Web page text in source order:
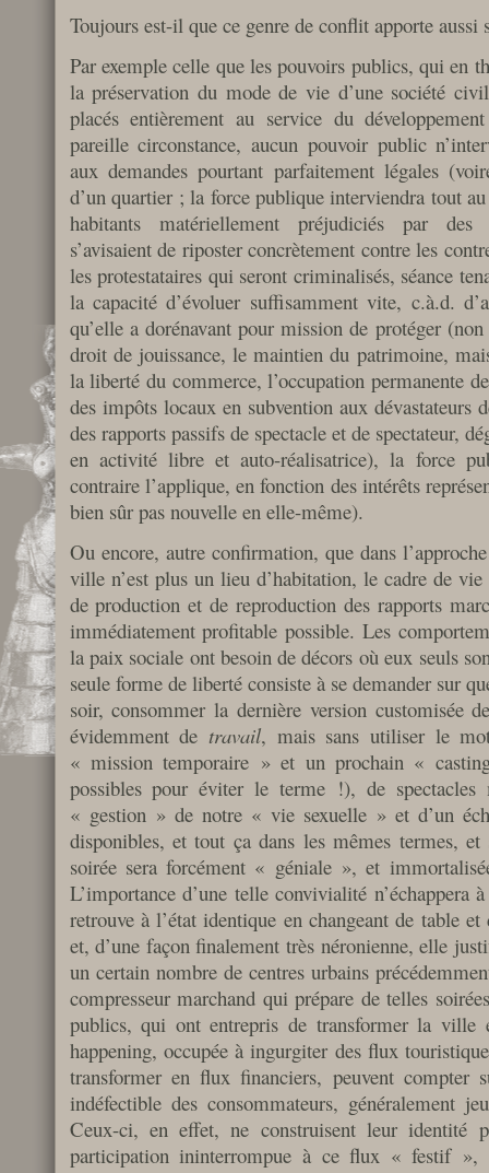
Toujours est-il que ce genre de conflit apporte
Par exemple celle que les pouvoirs publics, qui en
la préservation du mode de vie d’une société
placés entièrement au service du
pareille circonstance, aucun pouvoir public
aux demandes pourtant parfaitement légales
d’un quartier ; la force publique interviendra tout
habitants matériellement préjudiciés par des
s’avisaient de riposter concrètement contre les
les protestataires qui seront criminalisés, séance
la capacité d’évoluer suffisamment vite, c.à.d.
qu’elle a dorénavant pour mission de protéger
droit de jouissance, le maintien du patrimoine,
la liberté du commerce, l’occupation permanente
des impôts locaux en subvention aux dévastateurs
des rapports passifs de spectacle et de spectateur,
en activité libre et auto-réalisatrice), la force
contraire l’applique, en fonction des intérêts
bien sûr pas nouvelle en elle-même).
Ou encore, autre confirmation, que dans
ville n’est plus un lieu d’habitation, le cadre de
de production et de reproduction des rapports
immédiatement profitable possible. Les
la paix sociale ont besoin de décors où eux seuls
seule forme de liberté consiste à se demander sur
soir, consommer la dernière version customisée
évidemment de travail, mais sans utiliser le
« mission temporaire » et un prochain «
possibles pour éviter le terme !), de spectacles
« gestion » de notre « vie sexuelle » et d’un
disponibles, et tout ça dans les mêmes termes,
soirée sera forcément « géniale », et
L’importance d’une telle convivialité n’échappera
retrouve à l’état identique en changeant de table
et, d’une façon finalement très néronienne, elle
un certain nombre de centres urbains
compresseur marchand qui prépare de telles
publics, qui ont entrepris de transformer la ville
happening, occupée à ingurgiter des flux
transformer en flux financiers, peuvent
indéfectible des consommateurs, généralement
Ceux-ci, en effet, ne construisent leur identité
participation ininterrompue à ce flux « festif »,